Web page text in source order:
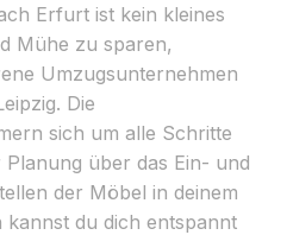
Erfurt ist kein kleines
Mühe zu sparen,
Umzugsunternehmen
Die
sich um alle Schritte
über das Ein- und
der Möbel in deinem
kannst du dich entspannt